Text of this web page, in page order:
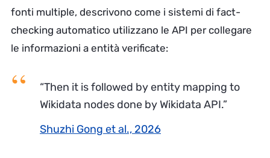
fonti multiple, descrivono come i sistemi di fact-
checking automatico utilizzano le API per collegare
le informazioni a entità verificate:
“Then it is followed by entity mapping to
Wikidata nodes done by Wikidata API.”
Shuzhi Gong et al., 2026